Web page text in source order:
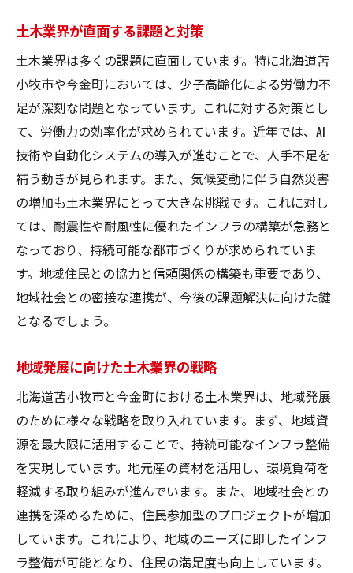
チの重要性
地域密着型アプローチの必要性
今金町における地域密着型プロジェクト
地域住民との協働がもたらす成果
地域密着型アプローチの成功事例
地域文化を尊重したインフラ整備
地域との絆を深める土木業界の取り組み
持続可能な地域社会を築くための土木業界の役
割
持続可能な社会に向けた土木業界のビジョ
ン
地域社会を支える基盤としての役割
未来を見据えた地域発展のための戦略
持続可能な地域社会構築に向けた挑戦
地域社会を守るための土木業界の貢献
土木業界が直面する課題と対策
土木業界は多くの課題に直面しています。特に北海道苫
小牧市や今金町においては、少子高齢化による労働力不
足が深刻な問題となっています。これに対する対策とし
て、労働力の効率化が求められています。近年では、AI
技術や自動化システムの導入が進むことで、人手不足を
補う動きが見られます。また、気候変動に伴う自然災害
の増加も土木業界にとって大きな挑戦です。これに対し
ては、耐震性や耐風性に優れたインフラの構築が急務と
なっており、持続可能な都市づくりが求められていま
す。地域住民との協力と信頼関係の構築も重要であり、
地域社会との密接な連携が、今後の課題解決に向けた鍵
となるでしょう。
地域発展に向けた土木業界の戦略
北海道苫小牧市と今金町における土木業界は、地域発展
のために様々な戦略を取り入れています。まず、地域資
源を最大限に活用することで、持続可能なインフラ整備
を実現しています。地元産の資材を活用し、環境負荷を
軽減する取り組みが進んでいます。また、地域社会との
連携を深めるために、住民参加型のプロジェクトが増加
しています。これにより、地域のニーズに即したインフ
ラ整備が可能となり、住民の満足度も向上しています。